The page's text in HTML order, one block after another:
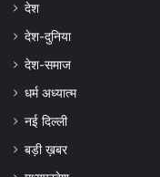
देश
देश-दुनिया
देश-समाज
धर्म अध्यात्म
नई दिल्ली
बड़ी ख़बर